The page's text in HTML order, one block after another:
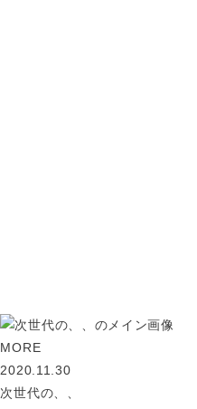
MORE
2020.11.30
次世代の、、